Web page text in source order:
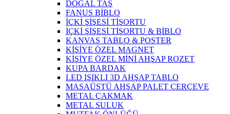
DOĞAL TAŞ
FANUS BİBLO
İÇKİ ŞİŞESİ TİŞORTU
İÇKİ ŞİŞESİ TİŞORTU & BİBLO
KANVAS TABLO & POSTER
KİŞİYE ÖZEL MAGNET
KİŞİYE ÖZEL MİNİ AHŞAP ROZET
KUPA BARDAK
LED IŞIKLI 3D AHŞAP TABLO
MASAÜSTÜ AHŞAP PALET ÇERÇEVE
METAL ÇAKMAK
METAL SULUK